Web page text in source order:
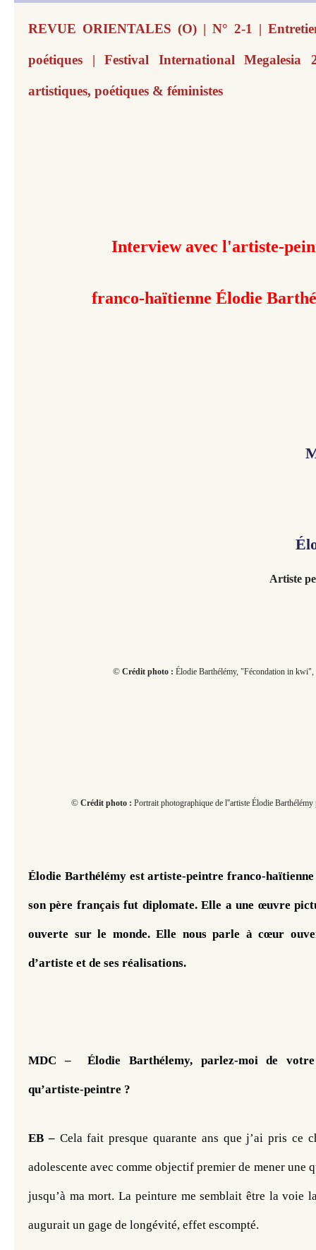
REVUE ORIENTALES (O) | N° 2-1 |
poétiques | Festival International Megalesia
artistiques, poétiques & féministes
Interview avec l'artiste-
franco-haïtienne Élodie
Artiste
© ​​​​ Crédit photo : Élodie Barthélémy, "Fécondation in kwi",
© ​​​​ Crédit photo : Portrait photographique de l''artiste Élodie
Élodie Barthélémy est artiste-peintre franco-haïtienne
son père français fut diplomate. Elle a une œuvre
ouverte sur le monde. Elle nous parle à cœur
d’artiste et de ses réalisations.
MDC –  Élodie Barthélemy, parlez-moi de
qu’artiste-peintre ?
EB – Cela fait presque quarante ans que j’ai pris ce
adolescente avec comme objectif premier de mener une
jusqu’à ma mort. La peinture me semblait être la voie
augurait un gage de longévité, effet escompté.